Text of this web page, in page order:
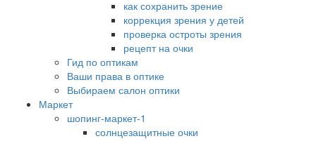
как сохранить зрение
коррекция зрения у детей
проверка остроты зрения
рецепт на очки
Гид по оптикам
Ваши права в оптике
Выбираем салон оптики
Маркет
шопинг-маркет-1
солнцезащитные очки